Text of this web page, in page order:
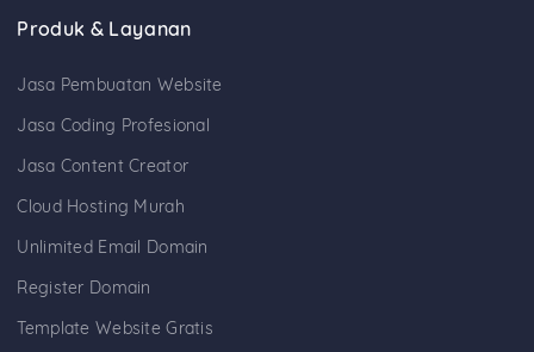
Produk & Layanan
Jasa Pembuatan Website
Jasa Coding Profesional
Jasa Content Creator
Cloud Hosting Murah
Unlimited Email Domain
Register Domain
Template Website Gratis